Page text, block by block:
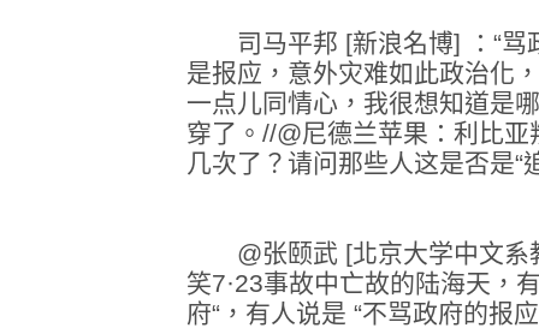
司马平邦 [新浪名博] ：“骂
是报应，意外灾难如此政治化
一点儿同情心，我很想知道是
穿了。//@尼德兰苹果：利比
几次了？请问那些人这是否是“
@张颐武 [北京大学中文系
笑7·23事故中亡故的陆海天，
府“，有人说是 “不骂政府的报